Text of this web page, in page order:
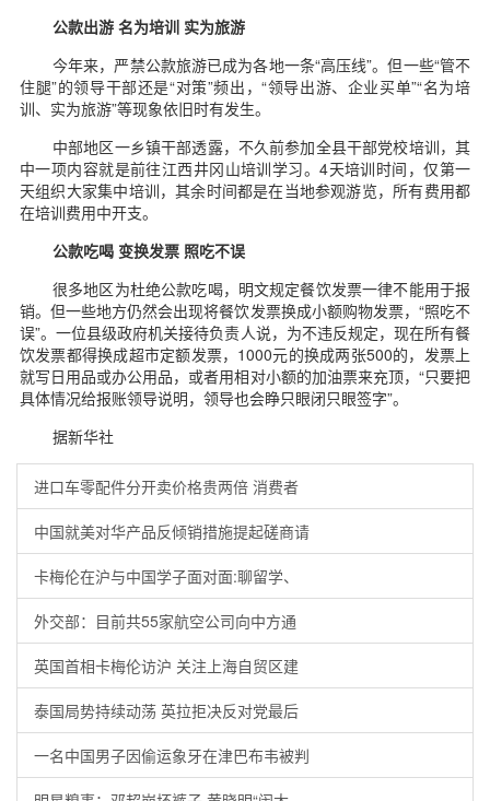
公款出游 名为培训 实为旅游
今年来，严禁公款旅游已成为各地一条“高压线”。但一些“管不
住腿”的领导干部还是“对策”频出，“领导出游、企业买单”“名为培
训、实为旅游”等现象依旧时有发生。
中部地区一乡镇干部透露，不久前参加全县干部党校培训，其
中一项内容就是前往江西井冈山培训学习。4天培训时间，仅第一
天组织大家集中培训，其余时间都是在当地参观游览，所有费用都
在培训费用中开支。
公款吃喝 变换发票 照吃不误
很多地区为杜绝公款吃喝，明文规定餐饮发票一律不能用于报
销。但一些地方仍然会出现将餐饮发票换成小额购物发票，“照吃不
误”。一位县级政府机关接待负责人说，为不违反规定，现在所有餐
饮发票都得换成超市定额发票，1000元的换成两张500的，发票上
就写日用品或办公用品，或者用相对小额的加油票来充顶，“只要把
具体情况给报账领导说明，领导也会睁只眼闭只眼签字”。
据新华社
进口车零配件分开卖价格贵两倍 消费者
中国就美对华产品反倾销措施提起磋商请
卡梅伦在沪与中国学子面对面:聊留学、
外交部：目前共55家航空公司向中方通
英国首相卡梅伦访沪 关注上海自贸区建
泰国局势持续动荡 英拉拒决反对党最后
一名中国男子因偷运象牙在津巴布韦被判